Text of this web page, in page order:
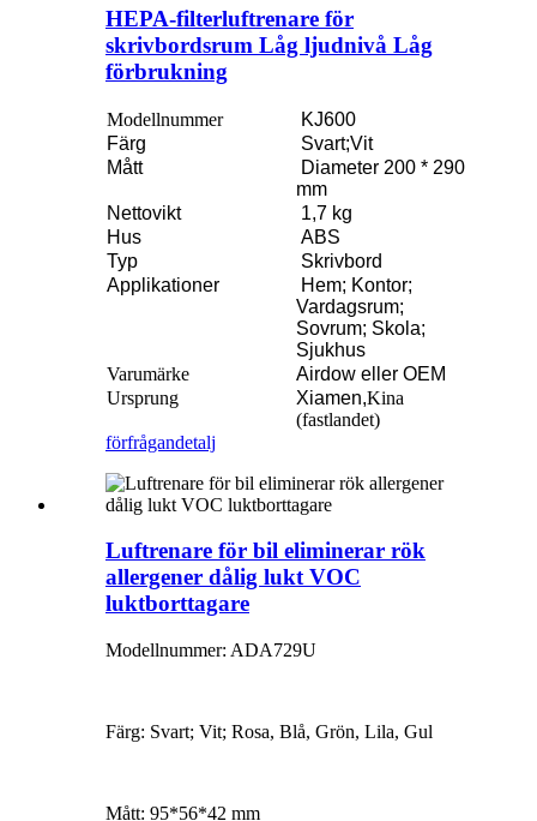
HEPA-filterluftrenare för
skrivbordsrum Låg ljudnivå Låg
förbrukning
Modellnummer
KJ600
Färg
Svart;Vit
Mått
Diameter 200 * 290
mm
Nettovikt
1,7 kg
Hus
ABS
Typ
Skrivbord
Applikationer
Hem; Kontor;
Vardagsrum;
Sovrum; Skola;
Sjukhus
Varumärke
Airdow eller OEM
Ursprung
Xiamen,Kina
(fastlandet)
förfrågandetalj
Luftrenare för bil eliminerar rök
allergener dålig lukt VOC
luktborttagare
Modellnummer: ADA729U
Färg: Svart; Vit; Rosa, Blå, Grön, Lila, Gul
Mått: 95*56*42 mm